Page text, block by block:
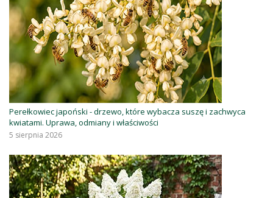
Perełkowiec japoński - drzewo, które wybacza suszę i zachwyca
kwiatami. Uprawa, odmiany i właściwości
5 sierpnia 2026